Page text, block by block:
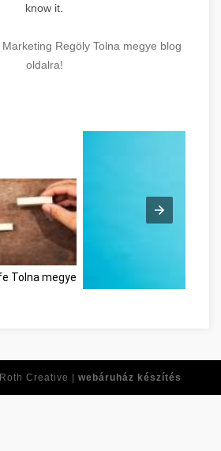
know it.
Regöly Tolna megye blog
oldalra!
Tolna megye
Roth Creative | webáruház készítés